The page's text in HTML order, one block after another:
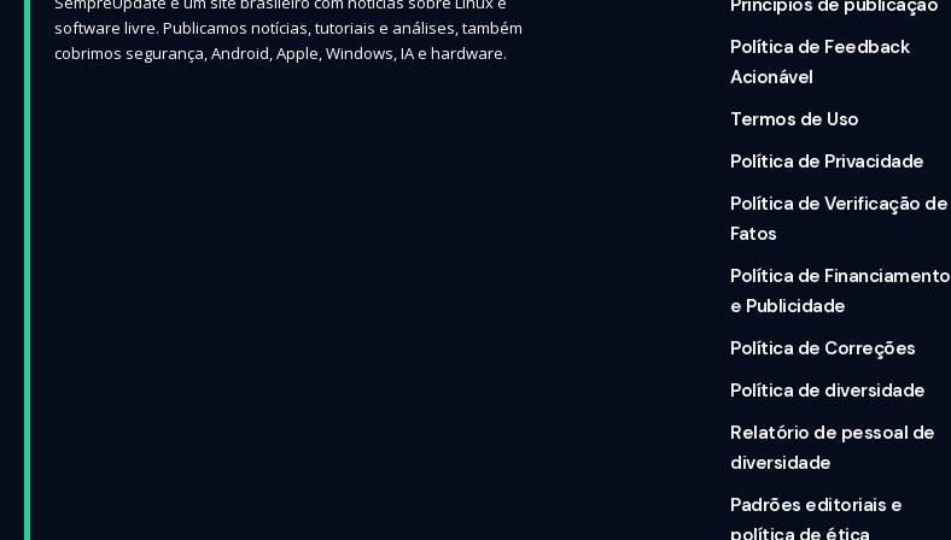
software livre. Publicamos notícias, tutoriais e análises, também
cobrimos segurança, Android, Apple, Windows, IA e hardware.
Política de Feedback
Acionável
Termos de Uso
Política de Privacidade
Política de Verificação de
Fatos
Política de Financiamento
e Publicidade
Política de Correções
Política de diversidade
Relatório de pessoal de
diversidade
Padrões editoriais e
política de ética